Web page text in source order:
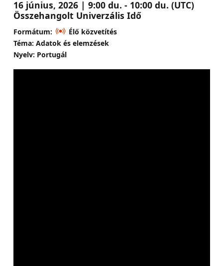
16 június, 2026 | 9:00 du. - 10:00 du. (UTC)
Összehangolt Univerzális Idő
Formátum:
Élő közvetítés
Téma: Adatok és elemzések
Nyelv: Portugál